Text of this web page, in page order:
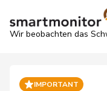
Wir beobachten das
IMPORTANT